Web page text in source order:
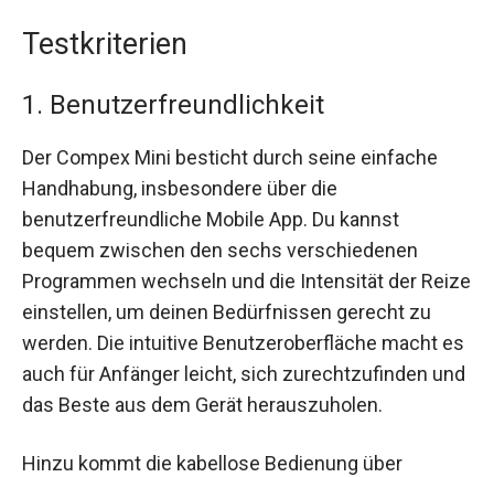
Testkriterien
1. Benutzerfreundlichkeit
Der Compex Mini besticht durch seine einfache
Handhabung, insbesondere über die
benutzerfreundliche Mobile App. Du kannst
bequem zwischen den sechs verschiedenen
Programmen wechseln und die Intensität der Reize
einstellen, um deinen Bedürfnissen gerecht zu
werden. Die intuitive Benutzeroberfläche macht es
auch für Anfänger leicht, sich zurechtzufinden und
das Beste aus dem Gerät herauszuholen.
Hinzu kommt die kabellose Bedienung über